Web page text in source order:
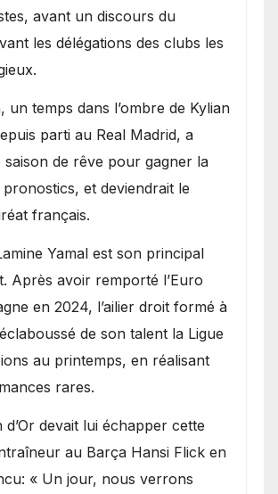
avant un discours du
les délégations des clubs les
un temps dans l’ombre de Kylian
parti au Real Madrid, a
saison de rêve pour gagner la
et deviendrait le
français.
Yamal est son principal
Après avoir remporté l’Euro
en 2024, l’ailier droit formé à
de son talent la Ligue
au printemps, en réalisant
rares.
d’Or devait lui échapper cette
au Barça Hansi Flick en
« Un jour, nous verrons